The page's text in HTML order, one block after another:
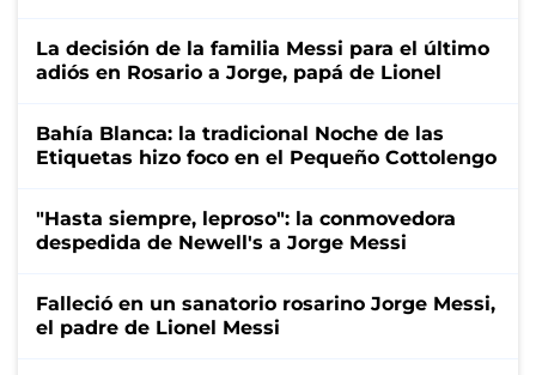
La decisión de la familia Messi para el último
adiós en Rosario a Jorge, papá de Lionel
Bahía Blanca: la tradicional Noche de las
Etiquetas hizo foco en el Pequeño Cottolengo
"Hasta siempre, leproso": la conmovedora
despedida de Newell's a Jorge Messi
Falleció en un sanatorio rosarino Jorge Messi,
el padre de Lionel Messi